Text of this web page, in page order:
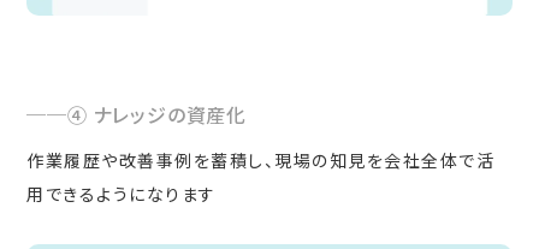
④ ナレッジの資産化
作業履歴や改善事例を蓄積し、現場の知見を会社全体で活
用できるようになります